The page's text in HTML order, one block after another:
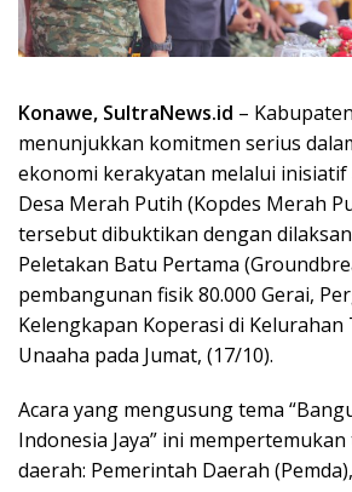
Konawe, SultraNews.id –
menunjukkan komitmen serius
ekonomi kerakyatan melalui inisiatif
Desa Merah Putih (Kopdes Merah
tersebut dibuktikan dengan
Peletakan Batu Pertama
pembangunan fisik 80.000 Gerai,
Kelengkapan Koperasi di Kelurahan
Unaaha pada Jumat, (17/10).
Acara yang mengusung tema
Indonesia Jaya” ini
daerah: Pemerintah Daerah